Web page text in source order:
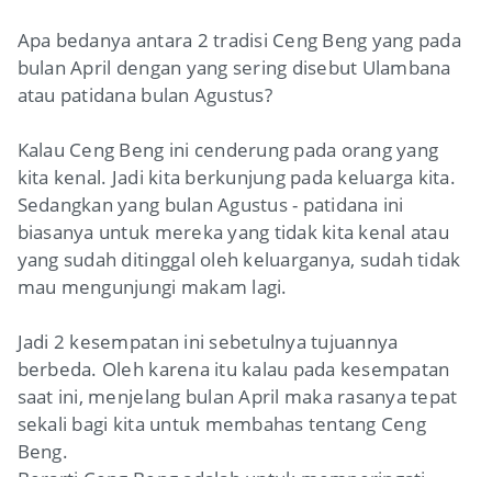
Apa bedanya antara 2 tradisi Ceng Beng yang pada
bulan April dengan yang sering disebut Ulambana
atau patidana bulan Agustus?
Kalau Ceng Beng ini cenderung pada orang yang
kita kenal. Jadi kita berkunjung pada keluarga kita.
Sedangkan yang bulan Agustus - patidana ini
biasanya untuk mereka yang tidak kita kenal atau
yang sudah ditinggal oleh keluarganya, sudah tidak
mau mengunjungi makam lagi.
Jadi 2 kesempatan ini sebetulnya tujuannya
berbeda. Oleh karena itu kalau pada kesempatan
saat ini, menjelang bulan April maka rasanya tepat
sekali bagi kita untuk membahas tentang Ceng
Beng.